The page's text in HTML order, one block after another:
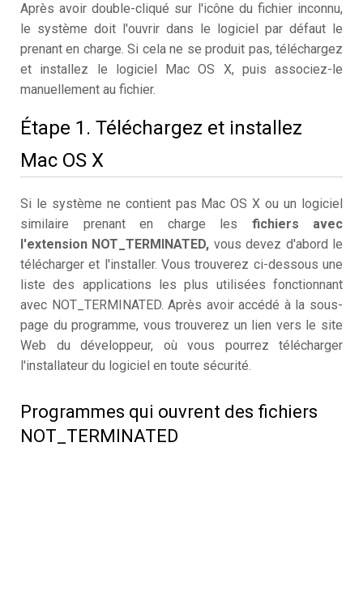
Après avoir double-cliqué sur l'icône du fichier inconnu,
le système doit l'ouvrir dans le logiciel par défaut le
prenant en charge. Si cela ne se produit pas, téléchargez
et installez le logiciel Mac OS X, puis associez-le
manuellement au fichier.
Étape 1. Téléchargez et installez
Mac OS X
Si le système ne contient pas Mac OS X ou un logiciel
similaire prenant en charge les fichiers avec
l'extension NOT_TERMINATED, vous devez d'abord le
télécharger et l'installer. Vous trouverez ci-dessous une
liste des applications les plus utilisées fonctionnant
avec NOT_TERMINATED. Après avoir accédé à la sous-
page du programme, vous trouverez un lien vers le site
Web du développeur, où vous pourrez télécharger
l'installateur du logiciel en toute sécurité.
Programmes qui ouvrent des fichiers
NOT_TERMINATED